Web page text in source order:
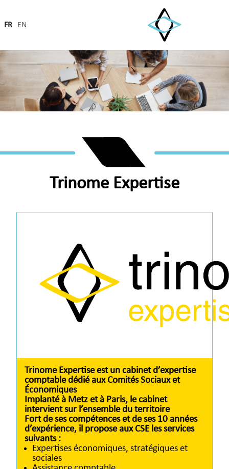
FR EN
Trinome Expertise
Trinome Expertise est un cabinet d’expertise
comptable dédié aux Comités Sociaux et
Économiques
Implanté à Metz et à Paris, le cabinet
intervient sur l’ensemble du territoire
Fort de ses compétences et de ses 10 années
d’expérience, il propose aux CSE les services
suivants :
Expertises économiques, stratégiques et
sociales